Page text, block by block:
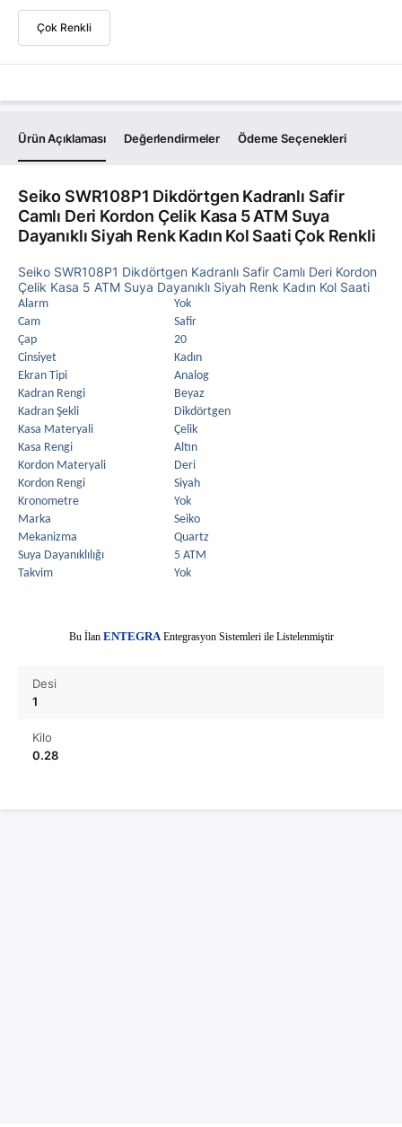
Çok Renkli
Ürün Açıklaması Değerlendirmeler Ödeme Seçenekleri
Seiko SWR108P1 Dikdörtgen Kadranlı Safir
Camlı Deri Kordon Çelik Kasa 5 ATM Suya
Dayanıklı Siyah Renk Kadın Kol Saati Çok Renkli
Seiko SWR108P1 Dikdörtgen Kadranlı Safir Camlı Deri Kordon
Çelik Kasa 5 ATM Suya Dayanıklı Siyah Renk Kadın Kol Saati
Alarm
Yok
Cam
Safir
Çap
20
Cinsiyet
Kadın
Ekran Tipi
Analog
Kadran Rengi
Beyaz
Kadran Şekli
Dikdörtgen
Kasa Materyali
Çelik
Kasa Rengi
Altın
Kordon Materyali
Deri
Kordon Rengi
Siyah
Kronometre
Yok
Marka
Seiko
Mekanizma
Quartz
Suya Dayanıklılığı
5 ATM
Takvim
Yok
Bu İlan ENTEGRAEntegrasyon Sistemleri ile Listelenmiştir
Desi
1
Kilo
0.28